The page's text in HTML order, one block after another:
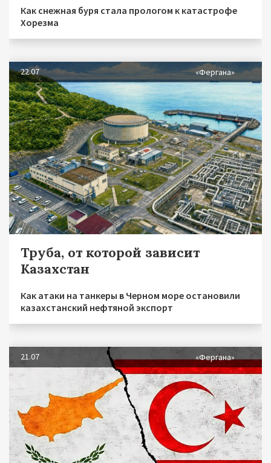
Как снежная буря стала прологом к катастрофе
Хорезма
22.07 «Фергана»
Труба, от которой зависит
Казахстан
Как атаки на танкеры в Черном море остановили
казахстанский нефтяной экспорт
21.07 «Фергана»